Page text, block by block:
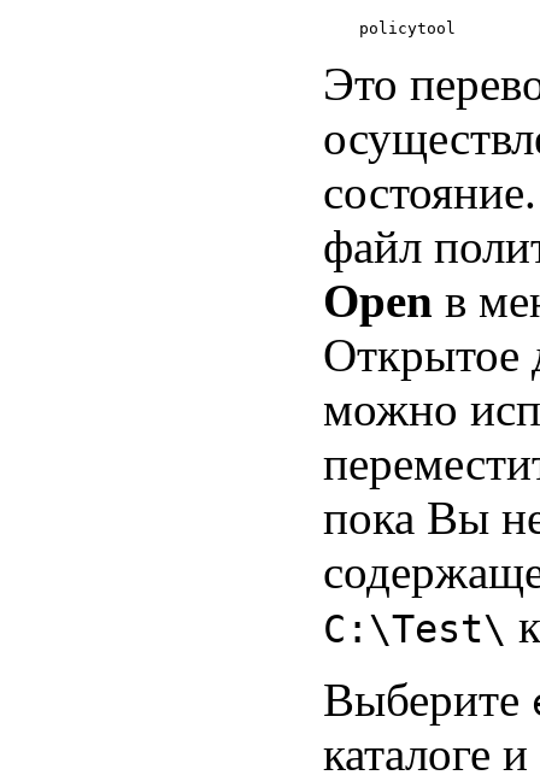
Это
файл
Open в
Открытое
можно
пока Вы
C:\Test\
Выберите
каталоге